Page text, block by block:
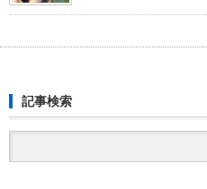
記事検索